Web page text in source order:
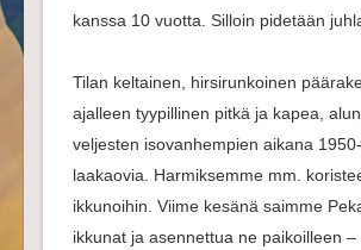
kanssa 10 vuotta. Silloin pidetään
Tilan keltainen, hirsirunkoinen
ajalleen tyypillinen pitkä ja kapea,
veljesten isovanhempien aikana
laakaovia. Harmiksemme mm.
ikkunoihin. Viime kesänä saimme
ikkunat ja asennettua ne paikoilleen